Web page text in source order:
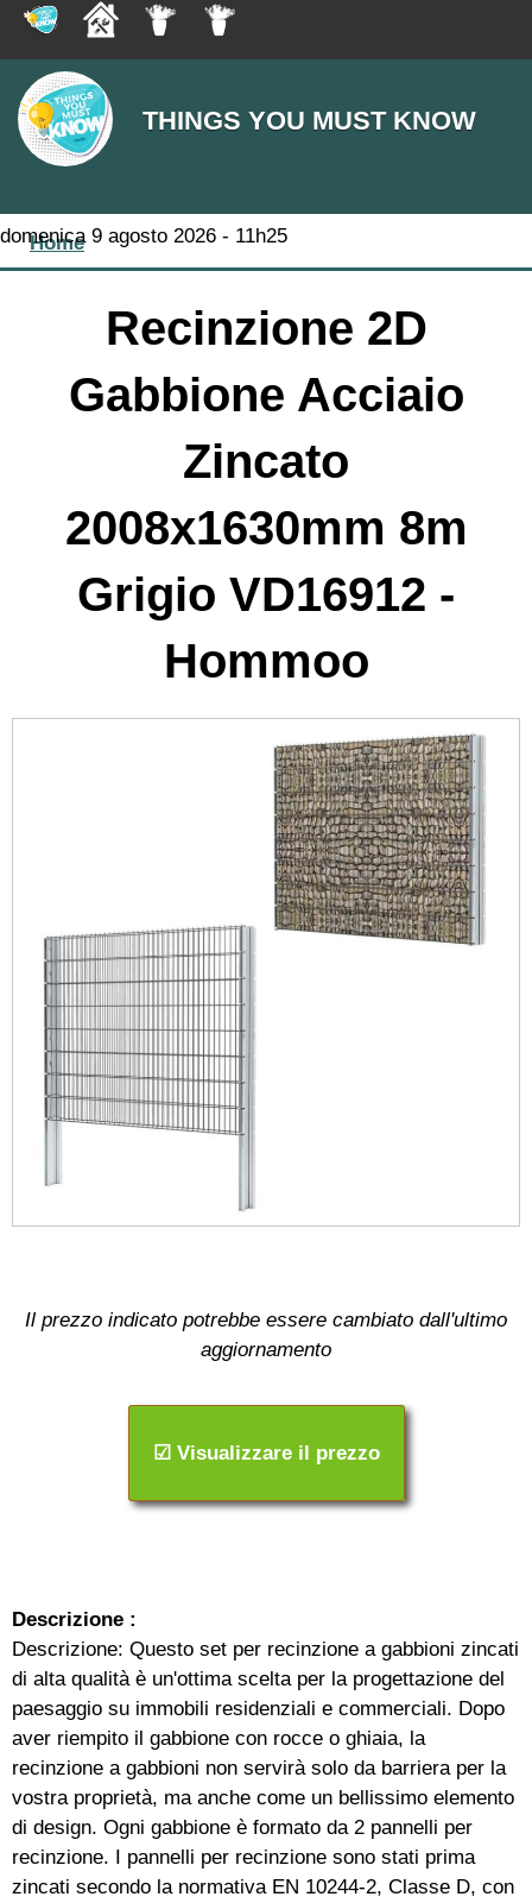
THINGS YOU MUST KNOW
domenica 9 agosto 2026 - 11h25
You are here
Home
Recinzione 2D
Gabbione Acciaio
Zincato
2008x1630mm 8m
Grigio VD16912 -
Hommoo
Il prezzo indicato potrebbe essere cambiato dall'ultimo
aggiornamento
☑ Visualizzare il prezzo
Descrizione :
Descrizione: Questo set per recinzione a gabbioni zincati
di alta qualità è un'ottima scelta per la progettazione del
paesaggio su immobili residenziali e commerciali. Dopo
aver riempito il gabbione con rocce o ghiaia, la
recinzione a gabbioni non servirà solo da barriera per la
vostra proprietà, ma anche come un bellissimo elemento
di design. Ogni gabbione è formato da 2 pannelli per
recinzione. I pannelli per recinzione sono stati prima
zincati secondo la normativa EN 10244-2, Classe D, con